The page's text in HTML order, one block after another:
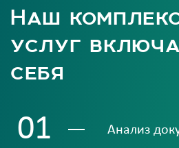
Наш
услуг
себя
01 Анализ